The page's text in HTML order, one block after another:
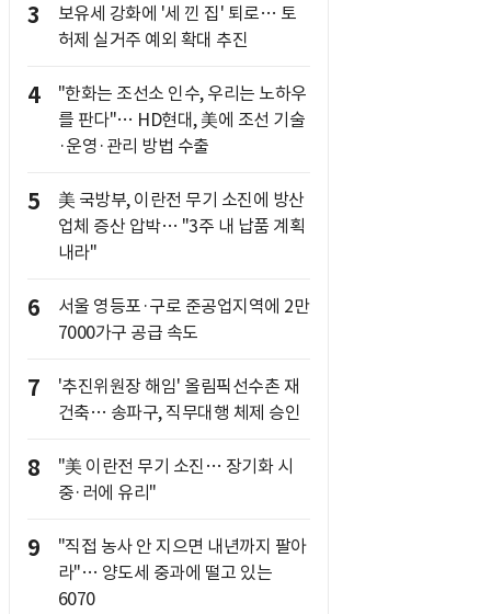
3
보유세 강화에 '세 낀 집' 퇴로… 토
허제 실거주 예외 확대 추진
4
"한화는 조선소 인수, 우리는 노하우
를 판다"… HD현대, 美에 조선 기술
·운영·관리 방법 수출
5
美 국방부, 이란전 무기 소진에 방산
업체 증산 압박… "3주 내 납품 계획
내라"
6
서울 영등포·구로 준공업지역에 2만
7000가구 공급 속도
7
'추진위원장 해임' 올림픽선수촌 재
건축… 송파구, 직무대행 체제 승인
8
"美 이란전 무기 소진… 장기화 시
중·러에 유리"
9
"직접 농사 안 지으면 내년까지 팔아
라"… 양도세 중과에 떨고 있는
6070